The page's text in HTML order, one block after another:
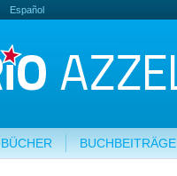
Español
BÜCHER BUCHBEITRÄGE